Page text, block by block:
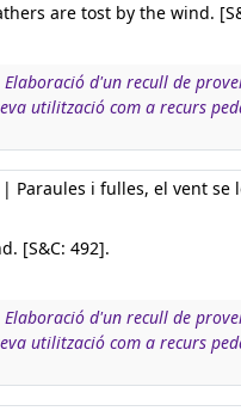
are tost by the wind.
Elaboració d'un recull de
utilització com a recurs
Paraules i fulles, el vent
[S&C: 492].
Elaboració d'un recull de
utilització com a recurs